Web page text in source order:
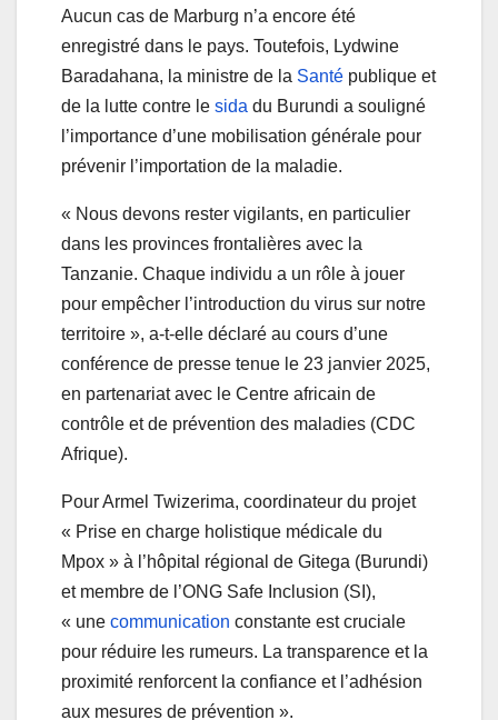
Aucun cas de Marburg n’a encore été
enregistré dans le pays. Toutefois, Lydwine
Baradahana, la ministre de la Santé publique et
de la lutte contre le sida du Burundi a souligné
l’importance d’une mobilisation générale pour
prévenir l’importation de la maladie.
« Nous devons rester vigilants, en particulier
dans les provinces frontalières avec la
Tanzanie. Chaque individu a un rôle à jouer
pour empêcher l’introduction du virus sur notre
territoire », a-t-elle déclaré au cours d’une
conférence de presse tenue le 23 janvier 2025,
en partenariat avec le Centre africain de
contrôle et de prévention des maladies (CDC
Afrique).
Pour Armel Twizerima, coordinateur du projet
« Prise en charge holistique médicale du
Mpox » à l’hôpital régional de Gitega (Burundi)
et membre de l’ONG Safe Inclusion (SI),
« une communication constante est cruciale
pour réduire les rumeurs. La transparence et la
proximité renforcent la confiance et l’adhésion
aux mesures de prévention ».